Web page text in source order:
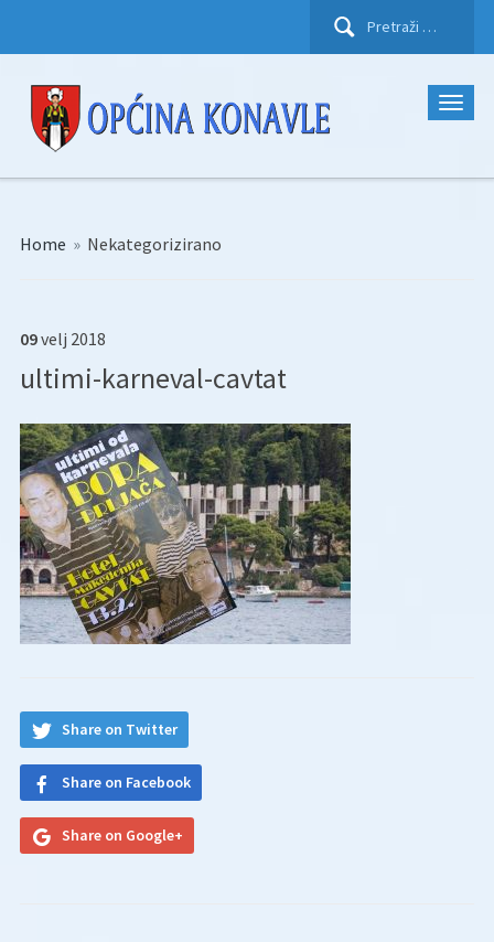
Pretraži:
Home » Nekategorizirano
09velj 2018
ultimi-karneval-cavtat
Share on Twitter
Share on Facebook
Share on Google+